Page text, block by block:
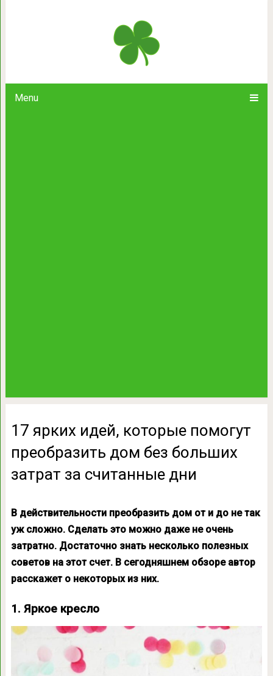
Menu
17 ярких идей, которые помогут
17 ярких идей, которые помогут
преобразить дом без больших
затрат за считанные дни
В действительности преобразить дом от и до не так
уж сложно. Сделать это можно даже не очень
затратно. Достаточно знать несколько полезных
советов на этот счет. В сегодняшнем обзоре автор
расскажет о некоторых из них.
1. Яркое кресло